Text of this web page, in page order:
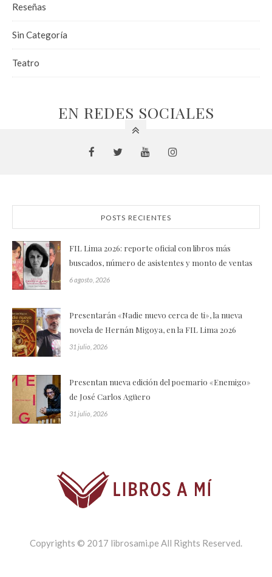
Reseñas
Sin Categoría
Teatro
EN REDES SOCIALES
POSTS RECIENTES
FIL Lima 2026: reporte oficial con libros más
buscados, número de asistentes y monto de ventas
6 agosto, 2026
Presentarán «Nadie nuevo cerca de ti», la nueva
novela de Hernán Migoya, en la FIL Lima 2026
31 julio, 2026
Presentan nueva edición del poemario «Enemigo»
de José Carlos Agüero
31 julio, 2026
Copyrights © 2017 librosami.pe All Rights Reserved.